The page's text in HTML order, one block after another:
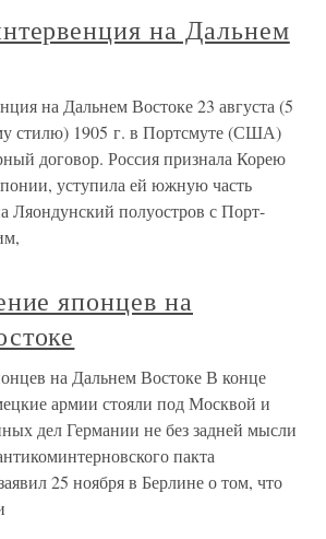
на Дальнем
на Дальнем Востоке 23 августа (5
стилю) 1905 г. в Портсмуте (США)
договор. Россия признала Корею
уступила ей южную часть
Ляондунский полуостров с Порт-
японцев на
на Дальнем Востоке В конце
армии стояли под Москвой и
дел Германии не без задней мысли
пакта
25 ноября в Берлине о том, что